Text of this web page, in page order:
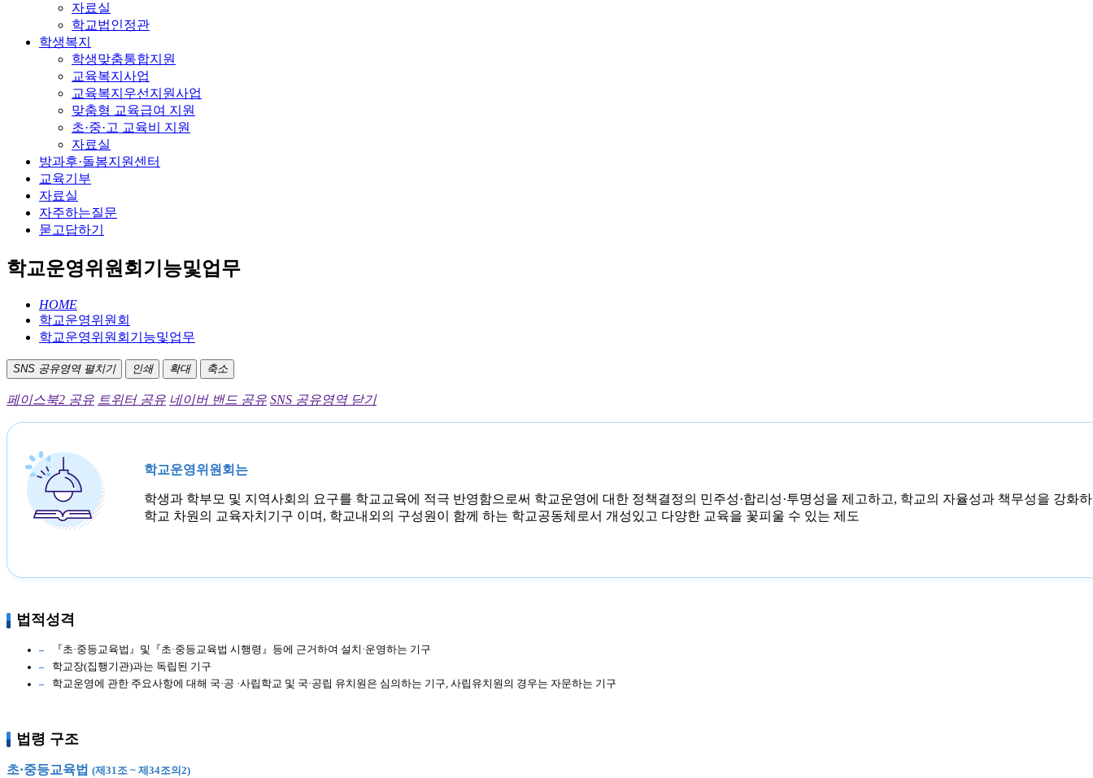
자료실
학교법인정관
학생복지
학생맞춤통합지원
교육복지사업
교육복지우선지원사업
맞춤형 교육급여 지원
초·중·고 교육비 지원
자료실
방과후·돌봄지원센터
교육기부
자료실
자주하는질문
묻고답하기
학교운영위원회기능및업무
HOME
학교운영위원회
학교운영위원회기능및업무
SNS 공유영역 펼치기 인쇄 확대 축소
페이스북2 공유 트위터 공유 네이버 밴드 공유 SNS 공유영역 닫기
학교운영위원회는
학생과 학부모 및 지역사회의 요구를 학교교육에 적극 반영함으로써 학교운영에 대한 정책결정의 민주성·합리성·투명성을 제고하고, 학교의 자율성과 책무성을 강화
학교 차원의 교육자치기구 이며, 학교내외의 구성원이 함께 하는 학교공동체로서 개성있고 다양한 교육을 꽃피울 수 있는 제도
법적성격
『초·중등교육법』및『초·중등교육법 시행령』등에 근거하여 설치·운영하는 기구
학교장(집행기관)과는 독립된 기구
학교운영에 관한 주요사항에 대해 국·공 ·사립학교 및 국·공립 유치원은 심의하는 기구, 사립유치원의 경우는 자문하는 기구
법령 구조
초·중등교육법 (제31조 ~ 제34조의2)